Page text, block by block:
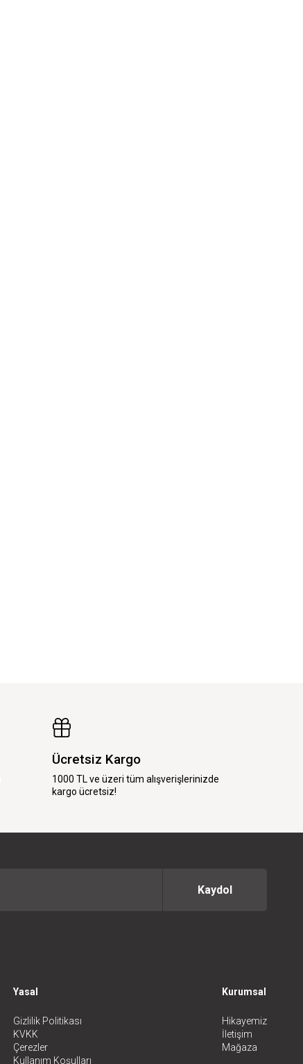
Ücretsiz Kargo
1000 TL ve üzeri tüm alışverişlerinizde
kargo ücretsiz!
Kaydol
Yasal
Gizlilik Politikası
KVKK
Çerezler
Kullanım Koşulları
Kurumsal
Hikayemiz
İletişim
Mağaza